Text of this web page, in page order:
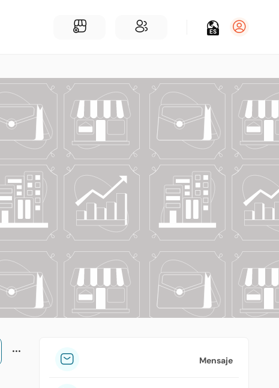
ES
Mensaje
Para Negocios
Añadir un negocio
Encuentre empresas cerca de ti
Comunidad
Encuentra personas cerca de ti
tuPlaza
Acerca de nosotros